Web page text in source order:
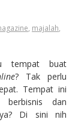
, majalah,
tempat buat
? Tak perlu
Tempat ini
dan
Di sini nih